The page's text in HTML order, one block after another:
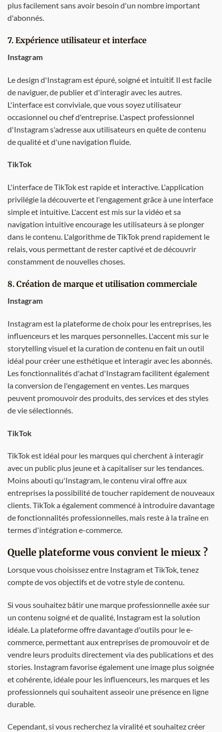
plus facilement sans avoir besoin d'un nombre important
d'abonnés.
7. Expérience utilisateur et interface
Instagram
Le design d'Instagram est épuré, soigné et intuitif. Il est facile
de naviguer, de publier et d'interagir avec les autres.
L'interface est conviviale, que vous soyez utilisateur
occasionnel ou chef d'entreprise. L'aspect professionnel
d'Instagram s'adresse aux utilisateurs en quête de contenu
de qualité et d'une navigation fluide.
TikTok
L'interface de TikTok est rapide et interactive. L'application
privilégie la découverte et l'engagement grâce à une interface
simple et intuitive. L'accent est mis sur la vidéo et sa
navigation intuitive encourage les utilisateurs à se plonger
dans le contenu. L'algorithme de TikTok prend rapidement le
relais, vous permettant de rester captivé et de découvrir
constamment de nouvelles choses.
8. Création de marque et utilisation commerciale
Instagram
Instagram est la plateforme de choix pour les entreprises, les
influenceurs et les marques personnelles. L'accent mis sur le
storytelling visuel et la curation de contenu en fait un outil
idéal pour créer une esthétique et interagir avec les abonnés.
Les fonctionnalités d'achat d'Instagram facilitent également
la conversion de l'engagement en ventes. Les marques
peuvent promouvoir des produits, des services et des styles
de vie sélectionnés.
TikTok
TikTok est idéal pour les marques qui cherchent à interagir
avec un public plus jeune et à capitaliser sur les tendances.
Moins abouti qu'Instagram, le contenu viral offre aux
entreprises la possibilité de toucher rapidement de nouveaux
clients. TikTok a également commencé à introduire davantage
de fonctionnalités professionnelles, mais reste à la traîne en
termes d'intégration e-commerce.
Quelle plateforme vous convient le mieux ?
Lorsque vous choisissez entre Instagram et TikTok, tenez
compte de vos objectifs et de votre style de contenu.
Si vous souhaitez bâtir une marque professionnelle axée sur
un contenu soigné et de qualité, Instagram est la solution
idéale. La plateforme offre davantage d'outils pour le e-
commerce, permettant aux entreprises de promouvoir et de
vendre leurs produits directement via des publications et des
stories. Instagram favorise également une image plus soignée
et cohérente, idéale pour les influenceurs, les marques et les
professionnels qui souhaitent asseoir une présence en ligne
durable.
Cependant, si vous recherchez la viralité et souhaitez créer